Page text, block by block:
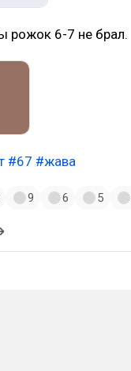
рожок 6-7 не брал.
#67 #жава
9 6 5